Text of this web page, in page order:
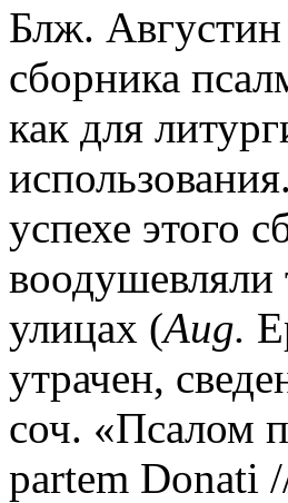
Блж.
сборника
как для
успехе этого
воодушевляли
улицах (Aug.
утрачен,
соч. «Псалом
partem Donati